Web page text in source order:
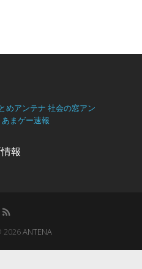
めアンテナ 社会の窓アン
あまゲー速報
報
2026ANTENA